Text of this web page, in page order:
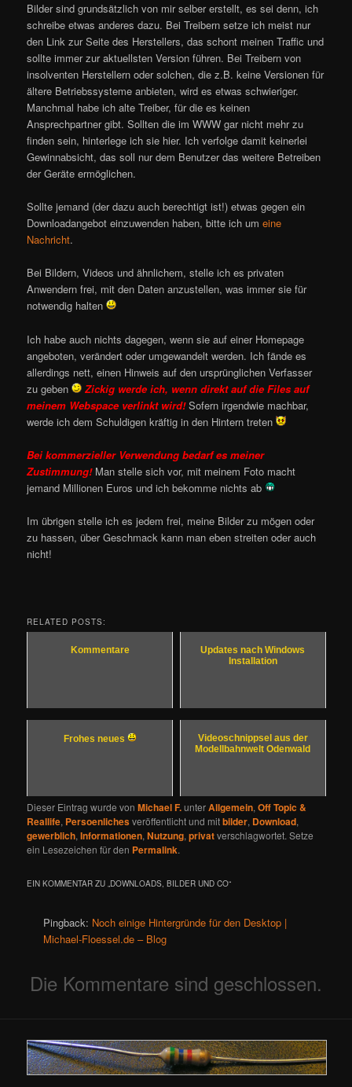
Bilder sind grundsätzlich von mir selber erstellt, es sei denn, ich
schreibe etwas anderes dazu. Bei Treibern setze ich meist nur
den Link zur Seite des Herstellers, das schont meinen Traffic und
sollte immer zur aktuellsten Version führen. Bei Treibern von
insolventen Herstellern oder solchen, die z.B. keine Versionen für
ältere Betriebssysteme anbieten, wird es etwas schwieriger.
Manchmal habe ich alte Treiber, für die es keinen
Ansprechpartner gibt. Sollten die im WWW gar nicht mehr zu
finden sein, hinterlege ich sie hier. Ich verfolge damit keinerlei
Gewinnabsicht, das soll nur dem Benutzer das weitere Betreiben
der Geräte ermöglichen.
Sollte jemand (der dazu auch berechtigt ist!) etwas gegen ein
Downloadangebot einzuwenden haben, bitte ich umeine
Nachricht.
Bei Bildern, Videos und ähnlichem, stelle ich es privaten
Anwendern frei, mit den Daten anzustellen, was immer sie für
notwendig halten
Ich habe auch nichts dagegen, wenn sie auf einer Homepage
angeboten, verändert oder umgewandelt werden. Ich fände es
allerdings nett, einen Hinweis auf den ursprünglichen Verfasser
zu geben
Zickig werde ich, wenn direkt auf die Files auf
meinem Webspace verlinkt wird!Sofern irgendwie machbar,
werde ich dem Schuldigen kräftig in den Hintern treten
Bei kommerzieller Verwendung bedarf es meiner
Zustimmung! Man stelle sich vor, mit meinem Foto macht
jemand Millionen Euros und ich bekomme nichts ab
Im übrigen stelle ich es jedem frei, meine Bilder zu mögen oder
zu hassen, über Geschmack kann man eben streiten oder auch
nicht!
RELATED POSTS:
Kommentare
Updates nach Windows
Installation
Frohes neues
Videoschnippsel aus der
Modellbahnwelt Odenwald
Dieser Eintrag wurde vonMichael F.unterAllgemein,Off Topic &
Reallife, Persoenlichesveröffentlicht und mitbilder, Download,
gewerblich,Informationen,Nutzung,privatverschlagwortet. Setze
ein Lesezeichen für den Permalink.
EIN KOMMENTAR ZU „DOWNLOADS, BILDER UND CO“
Pingback: Noch einige Hintergründe für den Desktop |
Michael-Floessel.de – Blog
Die Kommentare sind geschlossen.